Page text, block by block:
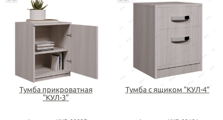
Тумба прикроватная
"КУЛ-3"
Тумба с ящиком "КУЛ-4"